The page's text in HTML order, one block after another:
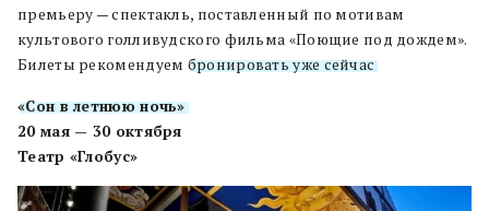
премьеру — спектакль, поставленный по мотивам
культового голливудского фильма «Поющие под дождем».
Билеты рекомендуем бронировать уже сейчас.
«Сон в летнюю ночь»
20 мая — 30 октября
Театр «Глобус»